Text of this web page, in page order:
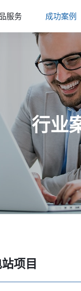
服务 成功案例
行业
项目